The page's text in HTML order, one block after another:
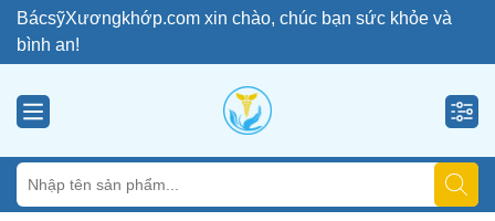
BácsỹXươngkhớp.com xin chào, chúc bạn sức khỏe và
bình an!